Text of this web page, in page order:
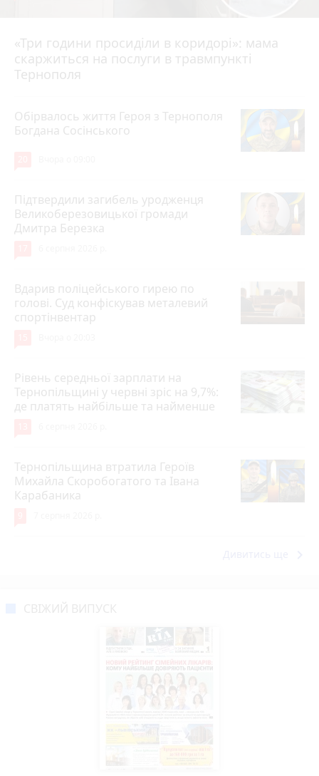
«Три години просиділи в коридорі»: мама
скаржиться на послуги в травмпункті
Тернополя
Вчора о 13:05
Обірвалось життя Героя з Тернополя
Богдана Сосінського
Підтвердили загибель уродженця
Великоберезовицької громади
Дмитра Березка
Вдарив поліцейського гирею по
голові. Суд конфіскував металевий
спортінвентар
Рівень середньої зарплати на
Тернопільщині у червні зріс на 9,7%:
де платять найбільше та найменше
Тернопільщина втратила Героїв
Михайла Скоробогатого та Івана
Карабаника